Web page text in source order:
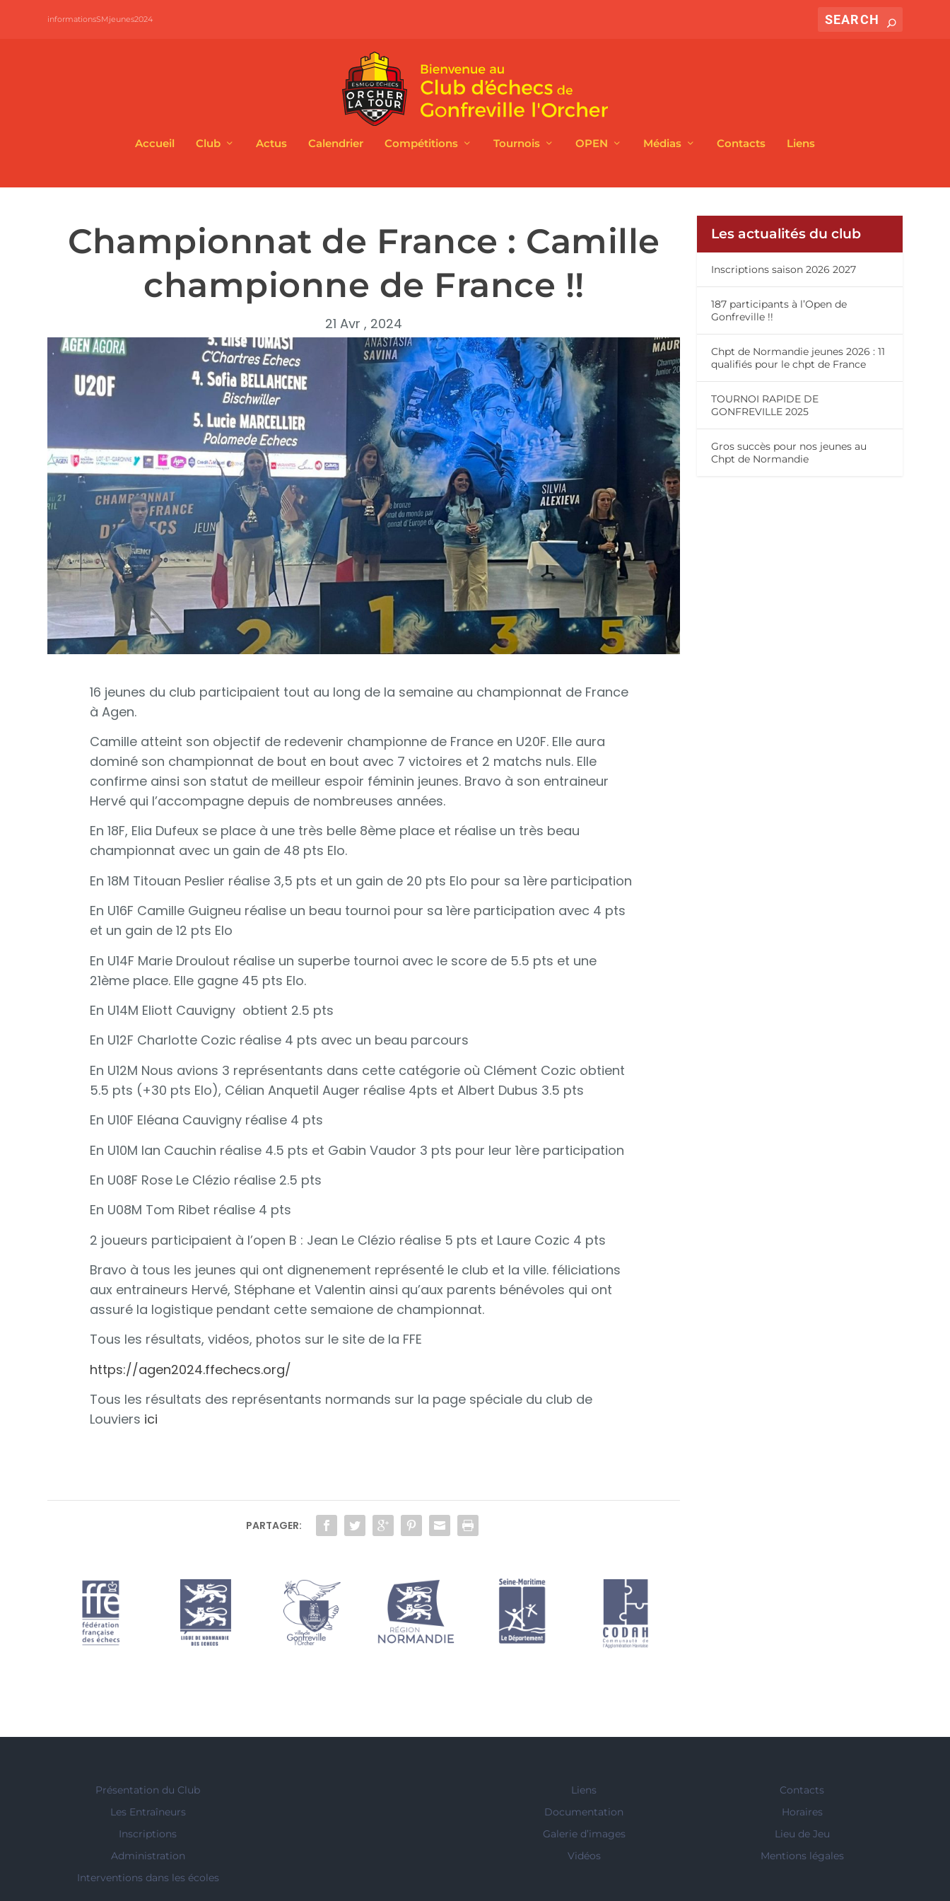
informationsSMjeunes2024
Accueil Club Actus Calendrier Compétitions Tournois OPEN Médias Contacts Liens
Championnat de France : Camille
championne de France !!
21 Avr , 2024
16 jeunes du club participaient tout au long de la semaine au championnat de France
à Agen.
Camille atteint son objectif de redevenir championne de France en U20F. Elle aura
dominé son championnat de bout en bout avec 7 victoires et 2 matchs nuls. Elle
confirme ainsi son statut de meilleur espoir féminin jeunes. Bravo à son entraineur
Hervé qui l’accompagne depuis de nombreuses années.
En 18F, Elia Dufeux se place à une très belle 8ème place et réalise un très beau
championnat avec un gain de 48 pts Elo.
En 18M Titouan Peslier réalise 3,5 pts et un gain de 20 pts Elo pour sa 1ère participation
En U16F Camille Guigneu réalise un beau tournoi pour sa 1ère participation avec 4 pts
et un gain de 12 pts Elo
En U14F Marie Droulout réalise un superbe tournoi avec le score de 5.5 pts et une
21ème place. Elle gagne 45 pts Elo.
En U14M Eliott Cauvigny obtient 2.5 pts
En U12F Charlotte Cozic réalise 4 pts avec un beau parcours
En U12M Nous avions 3 représentants dans cette catégorie où Clément Cozic obtient
5.5 pts (+30 pts Elo), Célian Anquetil Auger réalise 4pts et Albert Dubus 3.5 pts
En U10F Eléana Cauvigny réalise 4 pts
En U10M Ian Cauchin réalise 4.5 pts et Gabin Vaudor 3 pts pour leur 1ère participation
En U08F Rose Le Clézio réalise 2.5 pts
En U08M Tom Ribet réalise 4 pts
2 joueurs participaient à l’open B : Jean Le Clézio réalise 5 pts et Laure Cozic 4 pts
Bravo à tous les jeunes qui ont dignenement représenté le club et la ville. féliciations
aux entraineurs Hervé, Stéphane et Valentin ainsi qu’aux parents bénévoles qui ont
assuré la logistique pendant cette semaione de championnat.
Tous les résultats, vidéos, photos sur le site de la FFE
https://agen2024.ffechecs.org/
Tous les résultats des représentants normands sur la page spéciale du club de
Louviers ici
PARTAGER:
Les actualités du club
Inscriptions saison 2026 2027
187 participants à l’Open de
Gonfreville !!
Chpt de Normandie jeunes 2026 : 11
qualifiés pour le chpt de France
TOURNOI RAPIDE DE
GONFREVILLE 2025
Gros succès pour nos jeunes au
Chpt de Normandie
Présentation du Club
Les Entraîneurs
Inscriptions
Administration
Interventions dans les écoles
Liens
Documentation
Galerie d’images
Vidéos
Contacts
Horaires
Lieu de Jeu
Mentions légales